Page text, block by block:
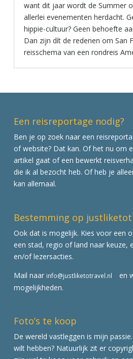
want dit jaar wordt de Summer
allerlei evenementen herdacht.
hippie-cultuur? Geen behoefte
Dan zijn dít de redenen om San
reisschema van een rondreis
Een reisreportage nodig?
Ben je op zoek naar een
of website? Dat kan. Of het nu om
artikel gaat of een bewerkt
die ik al bezocht heb. Of heb je
kan allemaal.
Bestemming op
Ook dat is mogelijk. Kies voor een
een stad, regio of land naar keuze,
en/of lezersacties.
Mail naar info@justliketotravel.nl
en
mogelijkheden.
Foto’s te koop
De wereld vastleggen is mijn
wilt hebben? Natuurlijk zit er